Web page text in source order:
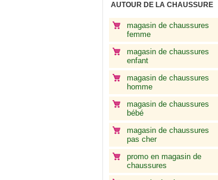
AUTOUR DE LA CHAUSSURE
magasin de chaussures
femme
magasin de chaussures
enfant
magasin de chaussures
homme
magasin de chaussures
bébé
magasin de chaussures
pas cher
promo en magasin de
chaussures